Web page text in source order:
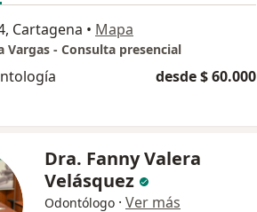
Cartagena • Mapa
Vargas - Consulta presencial
desde $ 60.000
Dra. Fanny Valera
Velásquez
Odontólogo · Ver más